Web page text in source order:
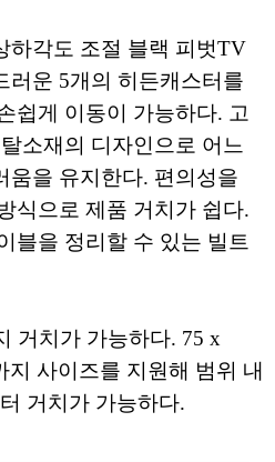
하각도 조절 블랙 피벗TV
러운 5개의 히든캐스터를
쉽게 이동이 가능하다. 고
소재의 디자인으로 어느
움을 유지한다. 편의성을
식으로 제품 거치가 쉽다.
블을 정리할 수 있는 빌트
거치가 가능하다. 75 x
지 사이즈를 지원해 범위 내
거치가 가능하다.